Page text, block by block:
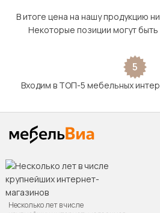
В итоге цена на нашу продукцию
Некоторые позиции могут
5
Входим в ТОП-5 мебельных
Несколько лет в числе